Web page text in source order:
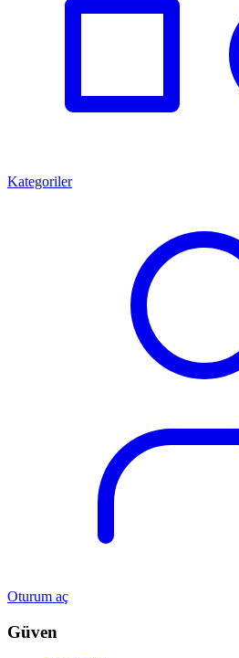
Kategoriler
Oturum aç
Güven